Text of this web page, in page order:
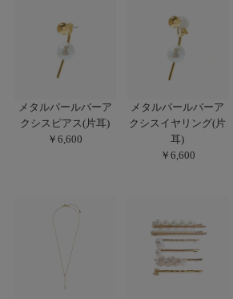
メタルパールバーア
クシスピアス(片耳)
￥6,600
メタルパールバーア
クシスイヤリング(片
耳)
￥6,600